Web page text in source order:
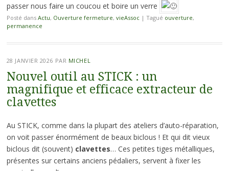
passer nous faire un coucou et boire un verre
Posté dans Actu, Ouverture fermeture, vieAssoc | Tagué ouverture,
permanence
28 JANVIER 2026 PAR MICHEL
Nouvel outil au STICK : un
magnifique et efficace extracteur de
clavettes
Au STICK, comme dans la plupart des ateliers d’auto-réparation,
on voit passer énormément de beaux biclous ! Et qui dit vieux
biclous dit (souvent) clavettes… Ces petites tiges métalliques,
présentes sur certains anciens pédaliers, servent à fixer les